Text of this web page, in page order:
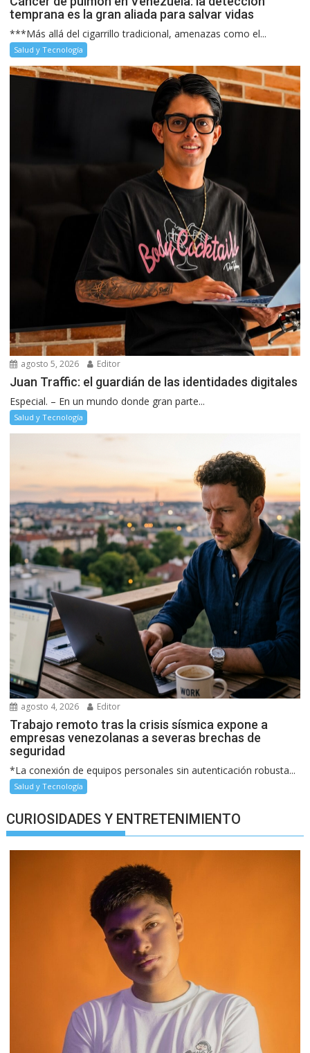
temprana es la gran aliada para salvar vidas
***Más allá del cigarrillo tradicional, amenazas como el...
Salud y Tecnología
agosto 5, 2026 Editor
Juan Traffic: el guardián de las identidades digitales
Especial. – En un mundo donde gran parte...
Salud y Tecnología
agosto 4, 2026 Editor
Trabajo remoto tras la crisis sísmica expone a
empresas venezolanas a severas brechas de
seguridad
*La conexión de equipos personales sin autenticación robusta...
Salud y Tecnología
CURIOSIDADES Y ENTRETENIMIENTO